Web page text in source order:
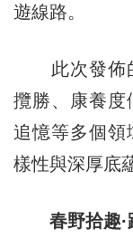
遊線路。
此次發佈的
攬勝、康養度
追憶等多個領
樣性與深厚底
春野拾趣·